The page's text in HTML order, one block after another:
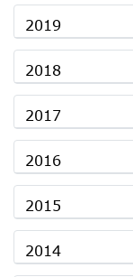
2019
2018
2017
2016
2015
2014